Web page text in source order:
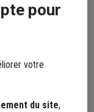
sur notre site
pour
votre
du site,